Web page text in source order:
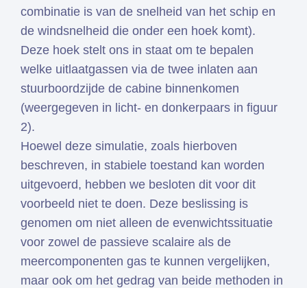
combinatie is van de snelheid van het schip en
de windsnelheid die onder een hoek komt).
Deze hoek stelt ons in staat om te bepalen
welke uitlaatgassen via de twee inlaten aan
stuurboordzijde de cabine binnenkomen
(weergegeven in licht- en donkerpaars in figuur
2).
Hoewel deze simulatie, zoals hierboven
beschreven, in stabiele toestand kan worden
uitgevoerd, hebben we besloten dit voor dit
voorbeeld niet te doen. Deze beslissing is
genomen om niet alleen de evenwichtssituatie
voor zowel de passieve scalaire als de
meercomponenten gas te kunnen vergelijken,
maar ook om het gedrag van beide methoden in